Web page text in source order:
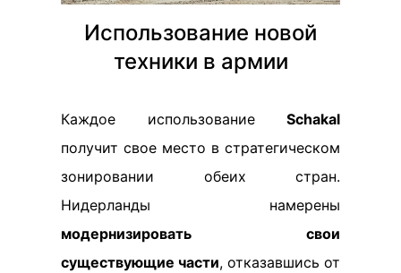
Использование новой
техники в армии
Каждое использование Schakal
получит свое место в стратегическом
зонировании обеих стран.
Нидерланды намерены
модернизировать свои
существующие части, отказавшись от